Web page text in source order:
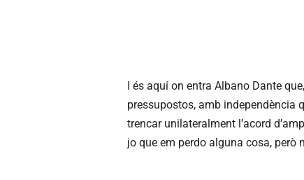
I és aquí on entra Albano Dante
pressupostos, amb independència
trencar unilateralment l’acord
jo que em perdo alguna cosa, però